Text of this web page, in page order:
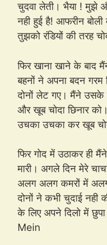
चुदवा लेती। भैया ! मुझे
नही हुई है! आफरीन
तुझको रंडियों की तरह
फिर खाना खाने के बाद
बहनों ने अपना बदन
दोनों लेट गए। मैंने उसके
और खूब चोदा छिनार
उचका उचका कर खूब
फिर गोद में उठाकर ही
मारी। अगले दिन मेरे
अलग अलग कमरों में
दोनों ने कभी चुदाई नही
के लिए अपने दिलो में
Mein